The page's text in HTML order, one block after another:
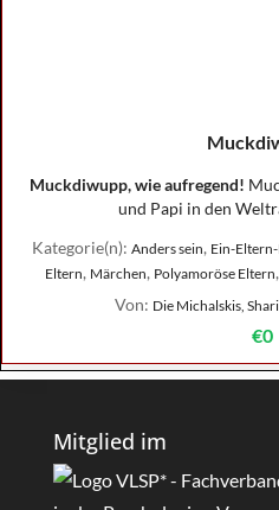
Muckdiwupp, wie aufregend!
und Papi in den
Kategorie(n): Anders sein, Ein-
Eltern, Märchen, Polyamoröse Eltern,
Von: Die Michalskis,
€0
Mitglied im